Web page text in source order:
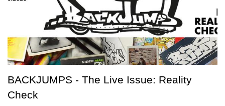
BACKJUMPS - The Live Issue: Reality
Check